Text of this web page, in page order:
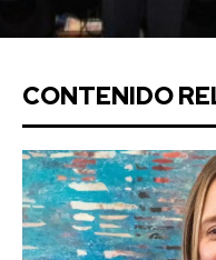
CONTENIDO